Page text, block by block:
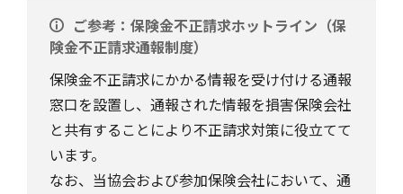
ご参考：保険金不正請求ホットライン（保
険金不正請求通報制度）
保険金不正請求にかかる情報を受け付ける通報
窓口を設置し、通報された情報を損害保険会社
と共有することにより不正請求対策に役立てて
います。
なお、当協会および参加保険会社において、通